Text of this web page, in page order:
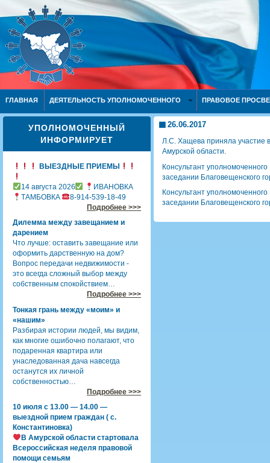
ГЛАВНАЯ ДЕЯТЕЛЬНОСТЬ УПОЛНОМОЧЕННОГО ПРАВОВОЕ
УПОЛНОМОЧЕННЫЙ
ИНФОРМИРУЕТ
ВЫЕЗДНЫЕ ПРИЕМЫ
14 августа 2026
ИВАНОВКА
ТАМБОВКА
8-914-539-18-49
Подробнее >>>
Дилемма между завещанием и
дарением
Что лучше: оставить завещание или
оформить дарственную на дом?
Вопрос передачи недвижимости -
это всегда сложный выбор между
собственным спокойствием…
Подробнее >>>
Тонкая грань между «моим» и
«нашим»
Разбирая истории людей, мы видим,
как многие ошибочно полагают, что
подаренная квартира или
унаследованная дача навсегда
останутся их личной
собственностью…
Подробнее >>>
10 июля с 13.00 — 14.00 —
выездной прием граждан ( с.
Константиновка)
В Амурской области стартовала
Всероссийская неделя правовой
помощи семьям
26.06.2017
Л.С. Хащева приняла участие
Амурской области.
Консультант
заседании Благовещенского
Консультант
заседании Благовещенского